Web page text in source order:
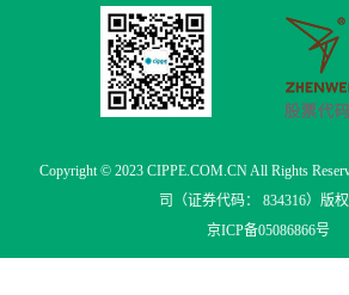
Copyright © 2023 CIPPE.COM.CN All Rights
司（证券代码： 834316）版
京ICP备05086866号